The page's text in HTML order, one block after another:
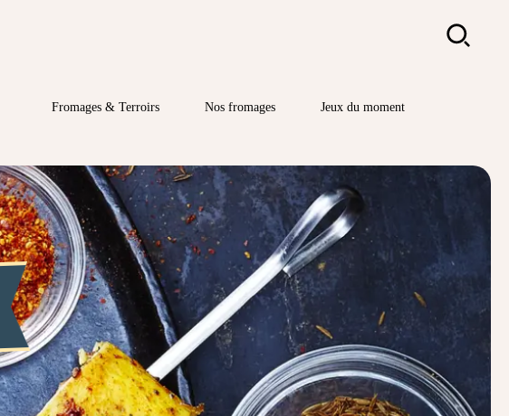
Rechercher
Fromages & Terroirs Nos fromages Jeux du moment